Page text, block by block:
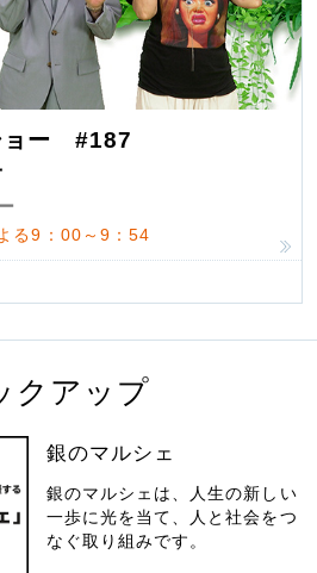
ョー #187
る9：00～9：54
クアップ
銀のマルシェ
銀のマルシェは、人生の新しい
一歩に光を当て、人と社会をつ
なぐ取り組みです。